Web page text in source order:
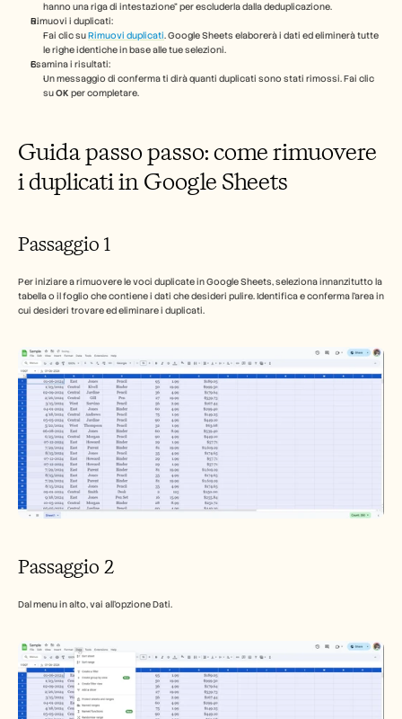
hanno una riga di intestazione" per escluderla dalla deduplicazione.
Rimuovi i duplicati:
Fai clic su Rimuovi duplicati. Google Sheets elaborerà i dati ed eliminerà tutte
le righe identiche in base alle tue selezioni.
Esamina i risultati:
Un messaggio di conferma ti dirà quanti duplicati sono stati rimossi. Fai clic
su OK per completare.
Guida passo passo: come rimuovere
i duplicati in Google Sheets
Passaggio 1
Per iniziare a rimuovere le voci duplicate in Google Sheets, seleziona innanzitutto la
tabella o il foglio che contiene i dati che desideri pulire. Identifica e conferma l'area in
cui desideri trovare ed eliminare i duplicati.
Passaggio 2
Dal menu in alto, vai all'opzione Dati.
Prezzi
Carriere
Inizia la prova gratuita